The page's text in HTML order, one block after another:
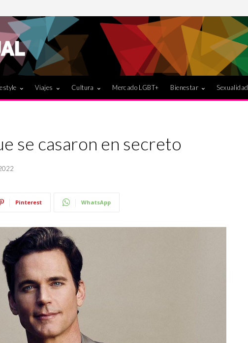
Viajes Cultura Mercado LGBT+ Bienestar Sexualidad
se casaron en secreto
Pinterest WhatsApp